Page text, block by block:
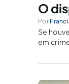
O
Por
Se
em